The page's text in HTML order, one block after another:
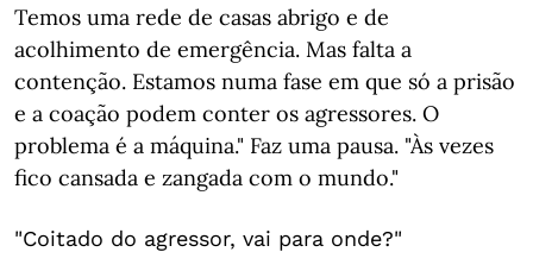
Temos uma rede de casas abrigo e de
acolhimento de emergência. Mas falta a
contenção. Estamos numa fase em que só a prisão
e a coação podem conter os agressores. O
problema é a máquina." Faz uma pausa. "Às vezes
fico cansada e zangada com o mundo."
"Coitado do agressor, vai para onde?"